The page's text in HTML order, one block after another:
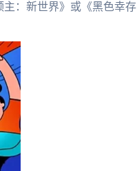
：新世界》或《黑色幸存